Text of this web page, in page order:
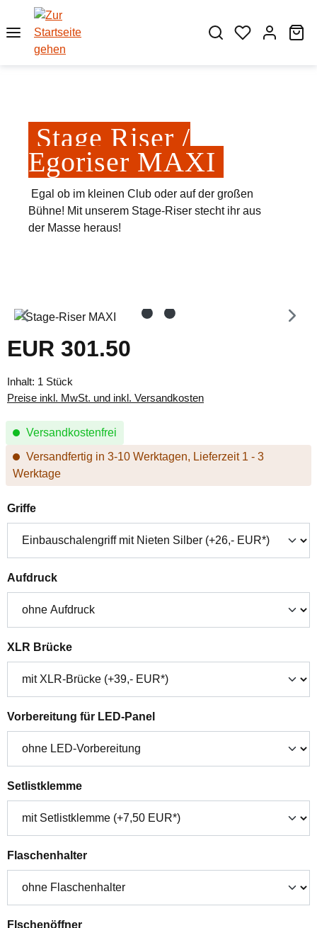
Zum Hauptinhalt springen
Stage Riser /
Egoriser MAXI
Egal ob im kleinen Club oder auf der großen
Bühne! Mit unserem Stage-Riser stecht ihr aus
der Masse heraus!
Bildergalerie überspringen
Regulärer Preis:
EUR 301.50
Inhalt: 1 Stück
Preise inkl. MwSt. und inkl. Versandkosten
Versandkostenfrei
Versandfertig in 3-10 Werktagen, Lieferzeit 1 - 3
Werktage
Griffeauswählen
Aufdruckauswählen
XLR Brückeauswählen
Vorbereitung für LED-Panelauswählen
Setlistklemmeauswählen
Flaschenhalterauswählen
Flschenöffnerauswählen